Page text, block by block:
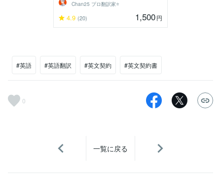
Chan25 プロ翻訳家⭐️
4.9 (20) 1,500円
#英語 #英語翻訳 #英文契約 #英文契約書
0
一覧に戻る